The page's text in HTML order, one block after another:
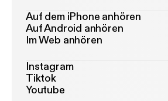
Auf dem iPhone anhören
Auf Android anhören
Im Web anhören
Instagram
Tiktok
Youtube